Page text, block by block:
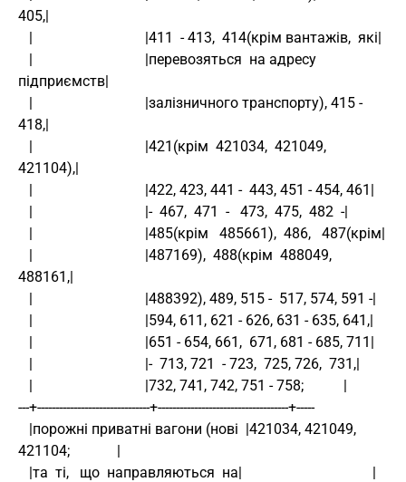
405,|
   |                               |411  - 413,  414(крім вантажів,  які|
підприємств|
418,|
421104),|
   |                               |422, 423, 441 -  443, 451 - 454, 461|
   |                               |-  467,  471  -   473,  475,  482  -|
   |                               |485(крім   485661),  486,   487(крім|
488161,|
   |                               |488392), 489, 515 -  517, 574, 591 -|
   |                               |594, 611, 621 - 626, 631 - 635, 641,|
   |                               |651 - 654, 661,  671, 681 - 685, 711|
   |                               |-  713, 721  - 723,  725, 726,  731,|
   |                               |732, 741, 742, 751 - 758;           |
---+-------------------------------+------------------------------------+-----
421104;             |
   |та  ті,   що  направляються  на|                                    |